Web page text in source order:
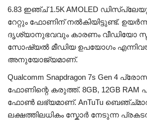
6.83 ഇഞ്ച് 1.5K AMOLED
റേറ്റും ഫോണിന് നൽകിയിട്ടുണ്ട്. ഉയർന്ന
ദൃശ്യാനുഭവവും കാരണം വീഡിയോ
സോഷ്യൽ മീഡിയ ഉപയോഗം
അനുയോജ്യമാണ്.
Qualcomm Snapdragon 7s Gen 4
ഫോണിന്റെ കരുത്ത്. 8GB, 12GB RAM
ഫോൺ ലഭ്യമാണ്. AnTuTu
ലക്ഷത്തിലധികം സ്കോർ നേടുന്ന